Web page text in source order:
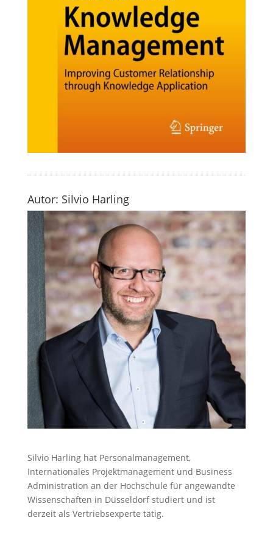
Autor: Silvio Harling
Silvio Harling hat Personalmanagement,
Internationales Projektmanagement und Business
Administration an der Hochschule für angewandte
Wissenschaften in Düsseldorf studiert und ist
derzeit als Vertriebsexperte tätig.